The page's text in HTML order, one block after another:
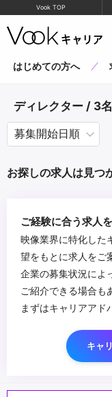
Vook TOP
はじめての方へ
ディレクター / 3
お探しの求人は見つ
ご経験に合う求人
映像業界に特化した
望をもとに求人をご
企業の募集状況によ
ご紹介できる場合も
まずはキャリアアド
キャ